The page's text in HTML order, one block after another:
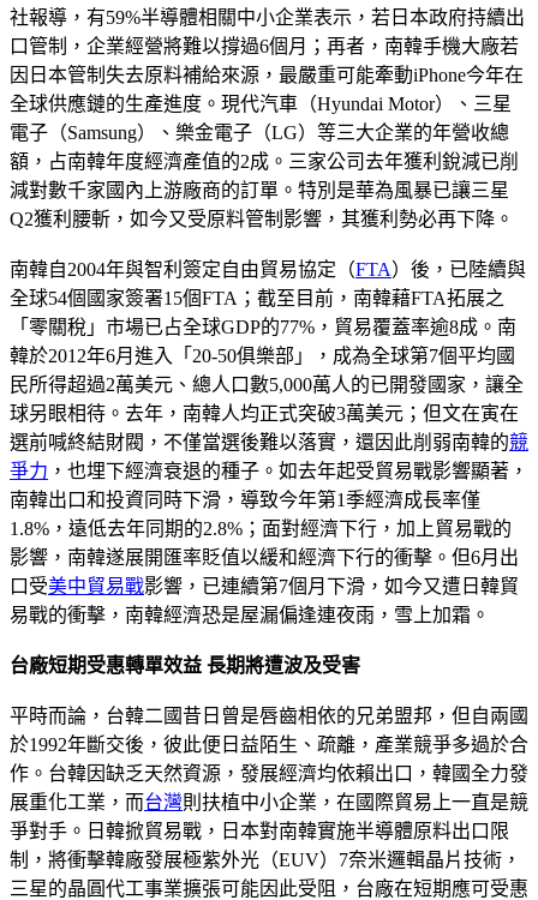
社報導，有59%半導體相關中小企業表示，若日本政府持續出
口管制，企業經營將難以撐過6個月；再者，南韓手機大廠若
因日本管制失去原料補給來源，最嚴重可能牽動iPhone今年在
全球供應鏈的生產進度。現代汽車（Hyundai Motor）、三星
電子（Samsung）、樂金電子（LG）等三大企業的年營收總
額，占南韓年度經濟產值的2成。三家公司去年獲利銳減已削
減對數千家國內上游廠商的訂單。特別是華為風暴已讓三星
Q2獲利腰斬，如今又受原料管制影響，其獲利勢必再下降。
南韓自2004年與智利簽定自由貿易協定（FTA）後，已陸續與
全球54個國家簽署15個FTA；截至目前，南韓藉FTA拓展之
「零關稅」市場已占全球GDP的77%，貿易覆蓋率逾8成。南
韓於2012年6月進入「20-50俱樂部」，成為全球第7個平均國
民所得超過2萬美元、總人口數5,000萬人的已開發國家，讓全
球另眼相待。去年，南韓人均正式突破3萬美元；但文在寅在
選前喊終結財閥，不僅當選後難以落實，還因此削弱南韓的競
爭力 ，也埋下經濟衰退的種子。如去年起受貿易戰影響顯著，
南韓出口和投資同時下滑，導致今年第1季經濟成長率僅
1.8%，遠低去年同期的2.8%；面對經濟下行，加上貿易戰的
影響，南韓遂展開匯率貶值以緩和經濟下行的衝擊。但6月出
口受美中貿易戰影響，已連續第7個月下滑，如今又遭日韓貿
易戰的衝擊，南韓經濟恐是屋漏偏逢連夜雨，雪上加霜。
台廠短期受惠轉單效益 長期將遭波及受害
平時而論，台韓二國昔日曾是唇齒相依的兄弟盟邦，但自兩國
於1992年斷交後，彼此便日益陌生、疏離，產業競爭多過於合
作。台韓因缺乏天然資源，發展經濟均依賴出口，韓國全力發
展重化工業，而台灣則扶植中小企業，在國際貿易上一直是競
爭對手。日韓掀貿易戰，日本對南韓實施半導體原料出口限
制，將衝擊韓廠發展極紫外光（EUV）7奈米邏輯晶片技術，
三星的晶圓代工事業擴張可能因此受阻，台廠在短期應可受惠